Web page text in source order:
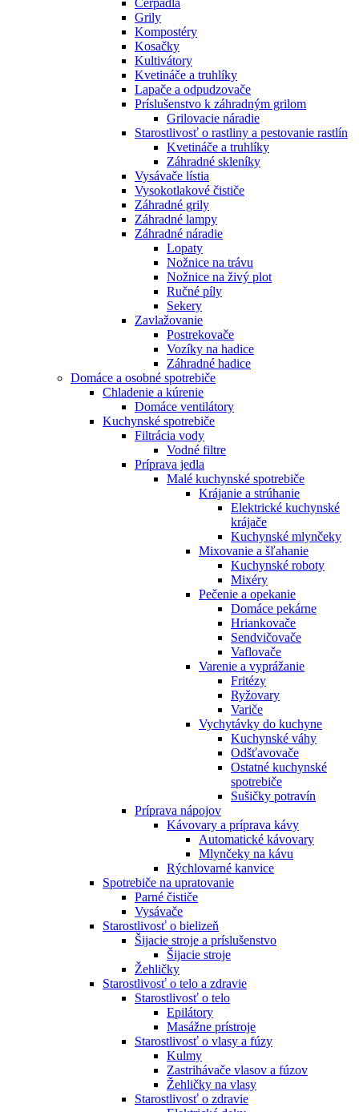
Čerpadlá
Grily
Kompostéry
Kosačky
Kultivátory
Kvetináče a truhlíky
Lapače a odpudzovače
Príslušenstvo k záhradným grilom
Grilovacie náradie
Starostlivosť o rastliny a pestovanie rastlín
Kvetináče a truhlíky
Záhradné skleníky
Vysávače lístia
Vysokotlakové čističe
Záhradné grily
Záhradné lampy
Záhradné náradie
Lopaty
Nožnice na trávu
Nožnice na živý plot
Ručné píly
Sekery
Zavlažovanie
Postrekovače
Vozíky na hadice
Záhradné hadice
Domáce a osobné spotrebiče
Chladenie a kúrenie
Domáce ventilátory
Kuchynské spotrebiče
Filtrácia vody
Vodné filtre
Príprava jedla
Malé kuchynské spotrebiče
Krájanie a strúhanie
Elektrické kuchynské
krájače
Kuchynské mlynčeky
Mixovanie a šľahanie
Kuchynské roboty
Mixéry
Pečenie a opekanie
Domáce pekárne
Hriankovače
Sendvičovače
Vaflovače
Varenie a vyprážanie
Fritézy
Ryžovary
Variče
Vychytávky do kuchyne
Kuchynské váhy
Odšťavovače
Ostatné kuchynské
spotrebiče
Sušičky potravín
Príprava nápojov
Kávovary a príprava kávy
Automatické kávovary
Mlynčeky na kávu
Rýchlovarné kanvice
Spotrebiče na upratovanie
Parné čističe
Vysávače
Starostlivosť o bielizeň
Šijacie stroje a príslušenstvo
Šijacie stroje
Žehličky
Starostlivosť o telo a zdravie
Starostlivosť o telo
Epilátory
Masážne prístroje
Starostlivosť o vlasy a fúzy
Kulmy
Zastrihávače vlasov a fúzov
Žehličky na vlasy
Starostlivosť o zdravie